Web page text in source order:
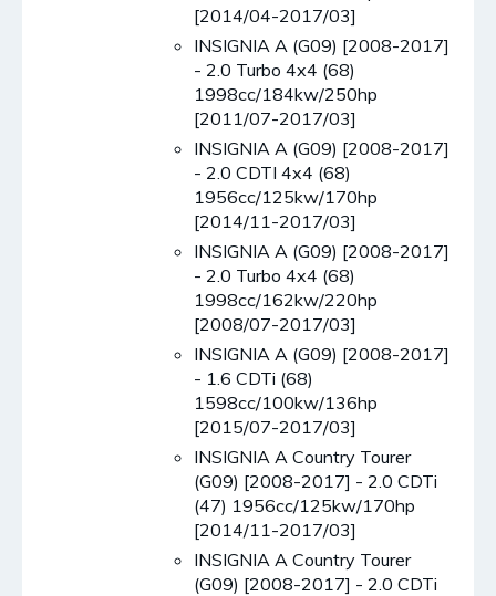
[2014/04-2017/03]
INSIGNIA A (G09) [2008-2017]
- 2.0 Turbo 4x4 (68)
1998cc/184kw/250hp
[2011/07-2017/03]
INSIGNIA A (G09) [2008-2017]
- 2.0 CDTI 4x4 (68)
1956cc/125kw/170hp
[2014/11-2017/03]
INSIGNIA A (G09) [2008-2017]
- 2.0 Turbo 4x4 (68)
1998cc/162kw/220hp
[2008/07-2017/03]
INSIGNIA A (G09) [2008-2017]
- 1.6 CDTi (68)
1598cc/100kw/136hp
[2015/07-2017/03]
INSIGNIA A Country Tourer
(G09) [2008-2017] - 2.0 CDTi
(47) 1956cc/125kw/170hp
[2014/11-2017/03]
INSIGNIA A Country Tourer
(G09) [2008-2017] - 2.0 CDTi